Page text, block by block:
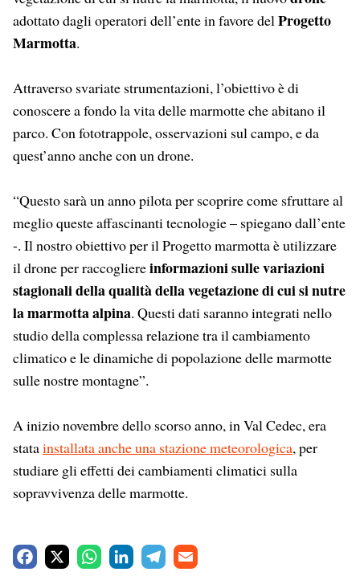
adottato dagli operatori dell’ente in favore delProgetto
Marmotta.
Attraverso svariate strumentazioni, l’obiettivo è di
conoscere a fondo la vita delle marmotte che abitano il
parco. Con fototrappole, osservazioni sul campo, e da
quest’anno anche con un drone.
“Questo sarà un anno pilota per scoprire come sfruttare al
meglio queste affascinanti tecnologie – spiegano dall’ente
-. Il nostro obiettivo per il Progetto marmotta è utilizzare
il drone per raccogliereinformazioni sulle variazioni
stagionali della qualità della vegetazione di cui si nutre
la marmotta alpina. Questi dati saranno integrati nello
studio della complessa relazione tra il cambiamento
climatico e le dinamiche di popolazione delle marmotte
sulle nostre montagne”.
A inizio novembre dello scorso anno, in Val Cedec, era
statainstallata anche una stazione meteorologica, per
studiare gli effetti dei cambiamenti climatici sulla
sopravvivenza delle marmotte.